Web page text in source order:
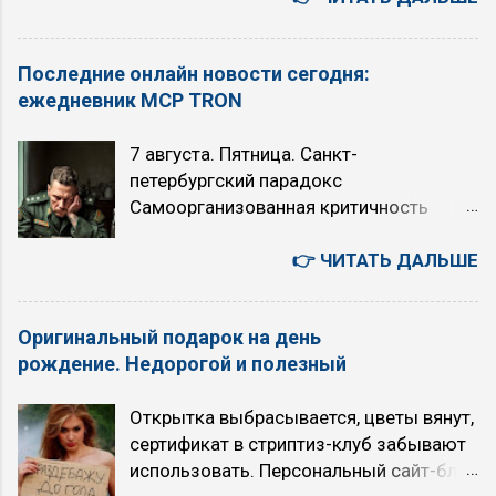
Съемный крюк прицепа AAV ENG
Auxiliary Air Valve — Клапан
AirBag — Подушка безопасности ABC
ENG Active Body Control — Активная
ходовая часть ABD GER Abnehmbare
Blocking System — Антиблокировочная
объективной логики или интуитивных
прозрений. Альфа ориентирована на
эффективность и реализацию в
материальном мире. Аристократы 2
Бета и 4 Дельта квадры Ссылка на
относятся: ESTP, Маршал, Жуков,
этический интроверт, ИЭИ. ENFJ,
Наставник, Гамлет, Этико-интуитивный
Максим Горький, Логико-сенсорный
интроверт, ЛСИ. Ссылка на
знаменитостей 4 квадры , к которой
Последние онлайн новости сегодня:
ежедневник MCP TRON
7 августа. Пятница. Санкт-
петербургский парадокс
Самоорганизованная критичность
Искусственный Интеллект или ядерный
автомобили, авто аукционы, история,
бизнес, культура, быт. 您好！若为文心千
议您可联系千帆咨询反馈，网址
https://qianfan.cloud.baidu.com/ 。感谢
您的关注与支持 - как есть. 5 августа.
👉 ЧИТАТЬ ДАЛЬШЕ
Оригинальный подарок на день
рождение. Недорогой и полезный
Открытка выбрасывается, цветы вянут,
сертификат в стриптиз-клуб забывают
использовать. Персональный сайт-блог